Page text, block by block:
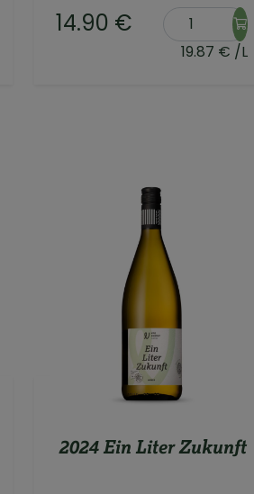
14.90 €
19.87 € /L
2024 Ein Liter Zukunft